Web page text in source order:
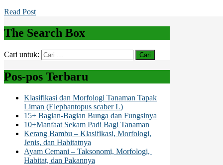
Read Post
The Search Box
Cari untuk:
Pos-pos Terbaru
Klasifikasi dan Morfologi Tanaman Tapak
Liman (Elephantopus scaber L)
15+ Bagian-Bagian Bunga dan Fungsinya
10+Manfaat Sekam Padi Bagi Tanaman
Kerang Bambu – Klasifikasi, Morfologi,
Jenis, dan Habitatnya
Ayam Cemani – Taksonomi, Morfologi,
Habitat, dan Pakannya